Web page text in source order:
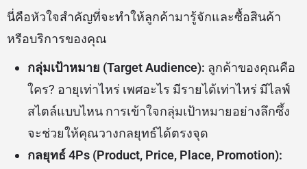
นี่คือหัวใจสำคัญที่จะทำให้ลูกค้ามารู้จักและซื้อสินค้า
หรือบริการของคุณ
กลุ่มเป้าหมาย (Target Audience): ลูกค้าของคุณคือ
ใคร? อายุเท่าไหร่ เพศอะไร มีรายได้เท่าไหร่ มีไลฟ์
สไตล์แบบไหน การเข้าใจกลุ่มเป้าหมายอย่างลึกซึ้ง
จะช่วยให้คุณวางกลยุทธ์ได้ตรงจุด
กลยุทธ์ 4Ps (Product, Price, Place, Promotion):